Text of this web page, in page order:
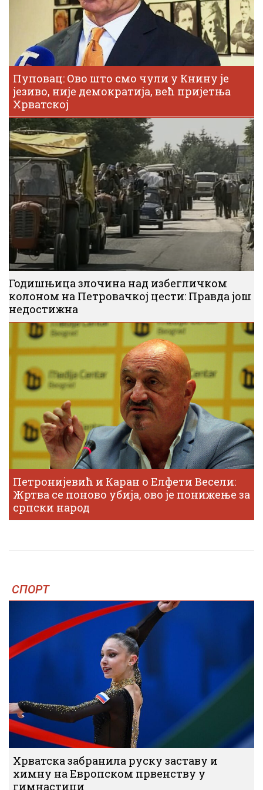
Пуповац: Ово што смо чули у Книну је
језиво, није демократија, већ пријетња
Хрватској
Годишњица злочина над избегличком
колоном на Петровачкој цести: Правда још
недостижна
Петронијевић и Каран о Елфети Весели:
Жртва се поново убија, ово је понижење за
српски народ
СПОРТ
Хрватска забранила руску заставу и
химну на Европском првенству у
гимнастици